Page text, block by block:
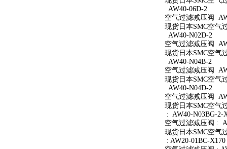
AW40-06D-2
空气过滤减压阀
现货日本SMC空气
AW40-N02D-2
空气过滤减压阀
现货日本SMC空气
AW40-N04B-2
空气过滤减压阀
现货日本SMC空气
AW40-N04D-2
空气过滤减压阀
现货日本SMC空气
: AW40-N03BG-2-
空气过滤减压阀 :
现货日本SMC空气
: AW20-01BC-X170